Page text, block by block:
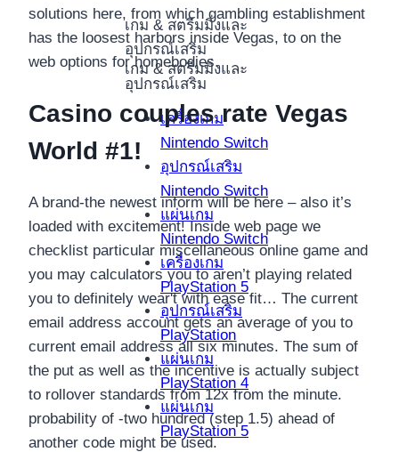
เกม & สตรีมมิ่งและ
อุปกรณ์เสริม
เกม & สตรีมมิ่งและ
อุปกรณ์เสริม
เครื่องเกม
Nintendo Switch
อุปกรณ์เสริม
Nintendo Switch
แผ่นเกม
Nintendo Switch
เครื่องเกม
PlayStation 5
อุปกรณ์เสริม
PlayStation
แผ่นเกม
PlayStation 4
แผ่นเกม
PlayStation 5
solutions here, from which gambling establishment
has the loosest harbors inside Vegas, to on the
web options for homebodies.
Casino couples rate Vegas
World #1!
A brand-the newest inform will be here – also it’s
loaded with excitement! Inside web page we
checklist particular miscellaneous online game and
you may calculators you to aren’t playing related
you to definitely wear't with ease fit… The current
email address account gets an average of you to
current email address all six minutes. The sum of
the put as well as the incentive is actually subject
to rollover standards from 12x from the minute.
probability of -two hundred (step 1.5) ahead of
another code might be used.